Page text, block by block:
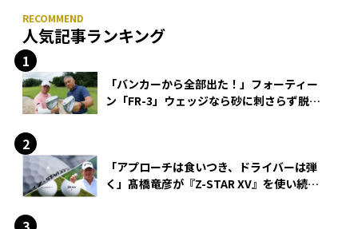
人気記事ランキング
「バンカーから全部出た！」フォーティー
ン「FR-3」ウェッジなら砂に刺さらず脱出
「アプローチは食いつき、ドライバーは弾
く」髙橋竜彦が『Z-STAR XV』を使い続け